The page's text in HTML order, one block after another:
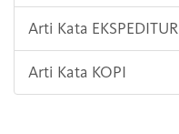
Arti Kata EKSPEDITUR
Arti Kata KOPI